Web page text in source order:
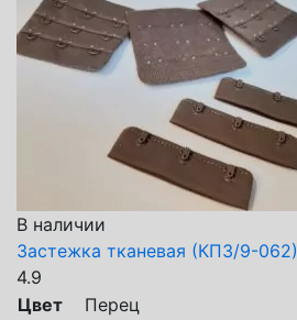
В наличии
Застежка тканевая (КП3/9-062)
4.9
Цвет
Перец